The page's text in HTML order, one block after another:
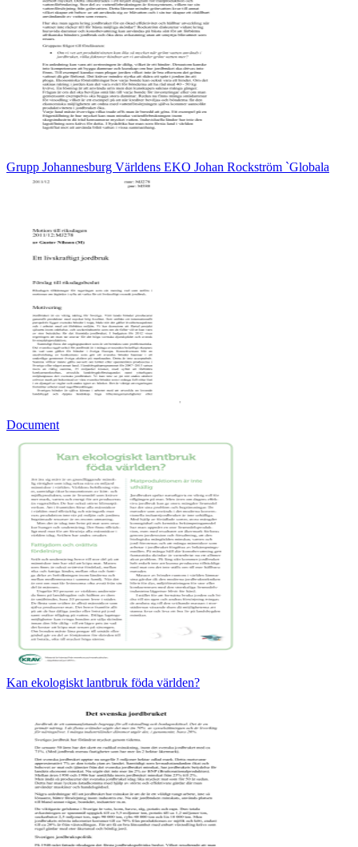
Grupp Johannesburg Världens EKO Johan Rockström `Globala
Document
Kan ekologiskt lantbruk föda världen?